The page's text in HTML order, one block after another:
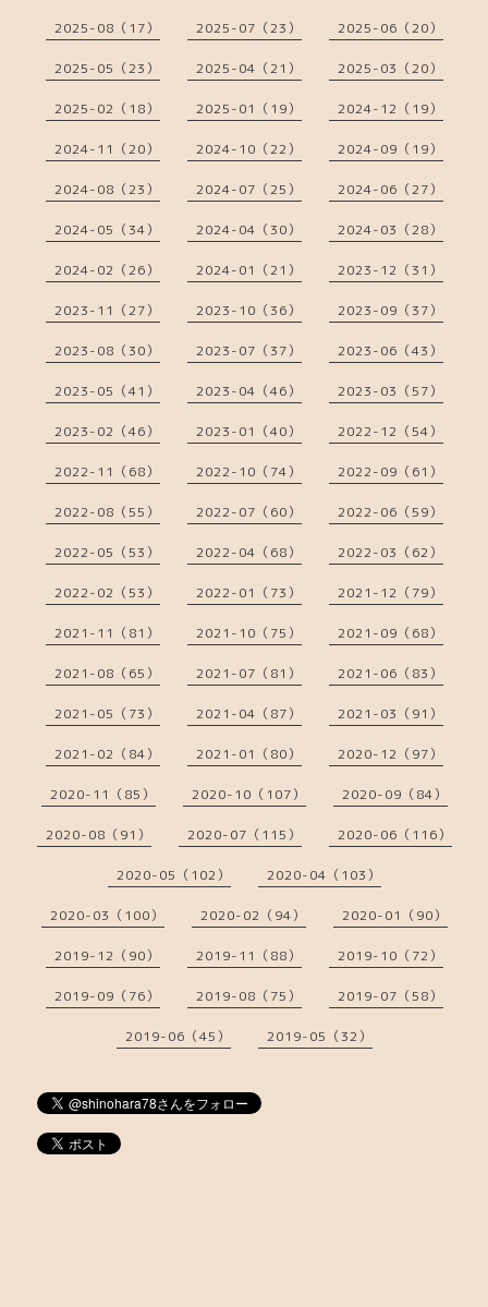
2025-08（17） 2025-07（23） 2025-06（20）
2025-05（23） 2025-04（21） 2025-03（20）
2025-02（18） 2025-01（19） 2024-12（19）
2024-11（20） 2024-10（22） 2024-09（19）
2024-08（23） 2024-07（25） 2024-06（27）
2024-05（34） 2024-04（30） 2024-03（28）
2024-02（26） 2024-01（21） 2023-12（31）
2023-11（27） 2023-10（36） 2023-09（37）
2023-08（30） 2023-07（37） 2023-06（43）
2023-05（41） 2023-04（46） 2023-03（57）
2023-02（46） 2023-01（40） 2022-12（54）
2022-11（68） 2022-10（74） 2022-09（61）
2022-08（55） 2022-07（60） 2022-06（59）
2022-05（53） 2022-04（68） 2022-03（62）
2022-02（53） 2022-01（73） 2021-12（79）
2021-11（81） 2021-10（75） 2021-09（68）
2021-08（65） 2021-07（81） 2021-06（83）
2021-05（73） 2021-04（87） 2021-03（91）
2021-02（84） 2021-01（80） 2020-12（97）
2020-11（85） 2020-10（107） 2020-09（84）
2020-08（91） 2020-07（115） 2020-06（116）
2020-05（102） 2020-04（103）
2020-03（100） 2020-02（94） 2020-01（90）
2019-12（90） 2019-11（88） 2019-10（72）
2019-09（76） 2019-08（75） 2019-07（58）
2019-06（45） 2019-05（32）